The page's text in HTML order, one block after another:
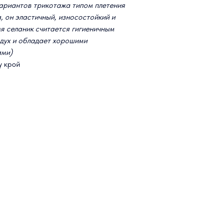
трикотажа типом плетения
эластичный, износостойкий и
считается гигиеничным
и обладает хорошими
крой